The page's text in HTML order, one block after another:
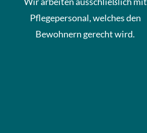
Pflegepersonal, welches den
Bewohnern gerecht wird.